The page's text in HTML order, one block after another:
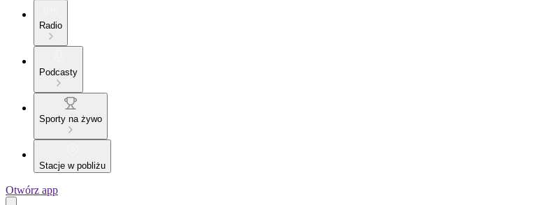
Radio
Podcasty
Sporty na żywo
Stacje w pobliżu
Otwórz app